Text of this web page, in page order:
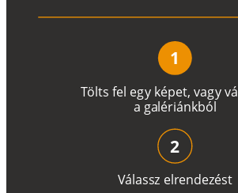
Tölts fel egy képet, vagyvá
a galériánkból
1
Válassz elrendezést
2